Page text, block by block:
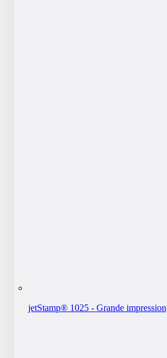
jetStamp® 1025 - Grande